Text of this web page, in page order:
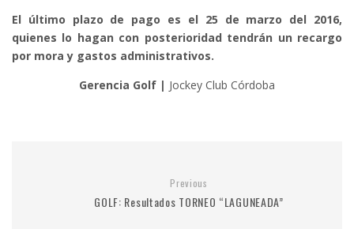
El último plazo de pago es el 25 de marzo del 2016,
quienes lo hagan con posterioridad tendrán un recargo
por mora y gastos administrativos.
Gerencia Golf | Jockey Club Córdoba
Previous
GOLF: Resultados TORNEO “LAGUNEADA”